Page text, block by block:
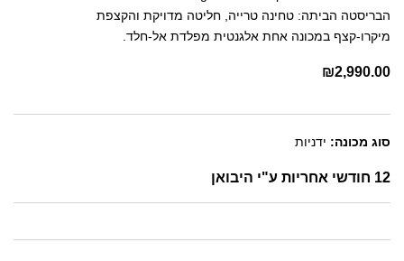
הבריסטה הביתה: טחינה טרייה, חליטה מדויקת והקצפת
מיקרו-קצף במכונה אחת אלגנטית מפלדת אל-חלד.
₪2,990.00
סוג מכונה: ידניות
12 חודשי אחריות ע"י היבואן